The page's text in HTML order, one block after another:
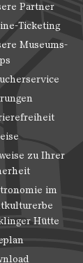
Partner
Ticketing
Museums-
zu Ihrer
im
Hütte